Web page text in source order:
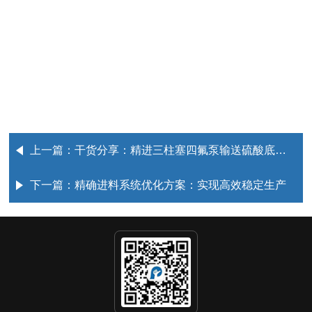
上一篇：干货分享：精进三柱塞四氟泵输送硫酸底物混合液的应用报告
下一篇：精确进料系统优化方案：实现高效稳定生产